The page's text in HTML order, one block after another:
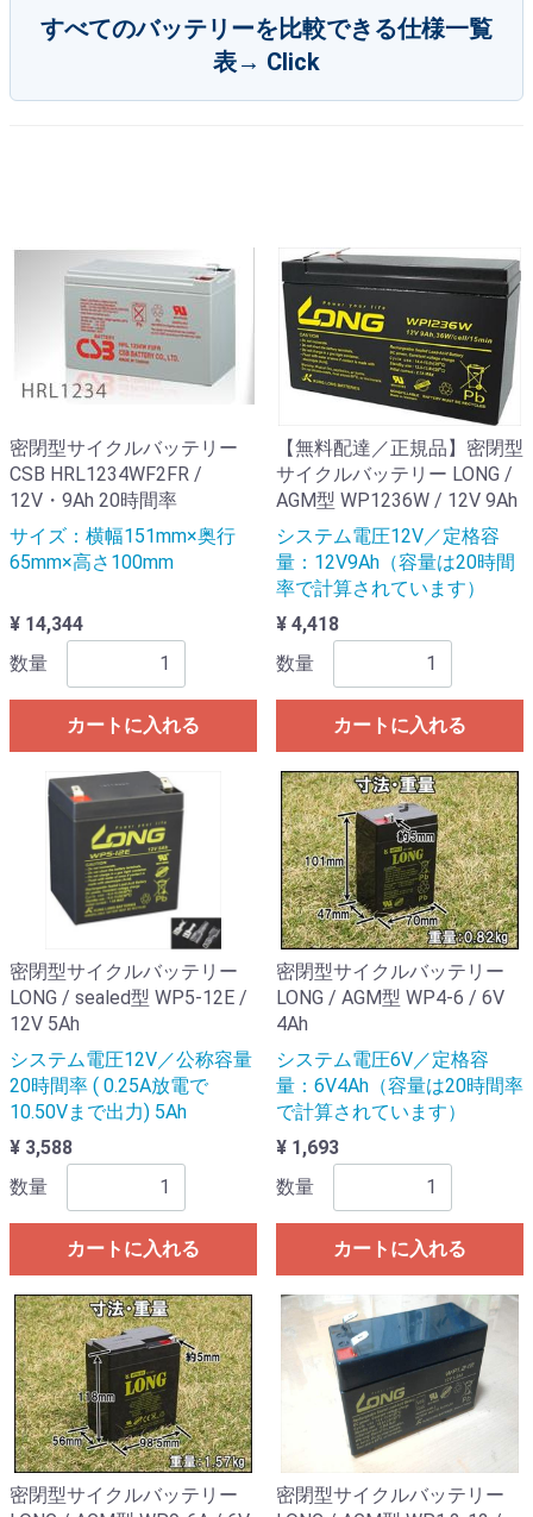
すべてのバッテリーを比較できる仕様一覧
表→ Click
密閉型サイクルバッテリー
CSB HRL1234WF2FR /
12V・9Ah 20時間率
サイズ：横幅151mm×奥行
65mm×高さ100mm
¥ 14,344
数量
カートに入れる
【無料配達／正規品】密閉型
サイクルバッテリー LONG /
AGM型 WP1236W / 12V 9Ah
システム電圧12V／定格容
量：12V9Ah（容量は20時間
率で計算されています）
¥ 4,418
数量
カートに入れる
密閉型サイクルバッテリー
LONG / sealed型 WP5-12E /
12V 5Ah
システム電圧12V／公称容量
20時間率 ( 0.25A放電で
10.50Vまで出力) 5Ah
¥ 3,588
数量
カートに入れる
密閉型サイクルバッテリー
LONG / AGM型 WP4-6 / 6V
4Ah
システム電圧6V／定格容
量：6V4Ah（容量は20時間率
で計算されています）
¥ 1,693
数量
カートに入れる
密閉型サイクルバッテリー
密閉型サイクルバッテリー